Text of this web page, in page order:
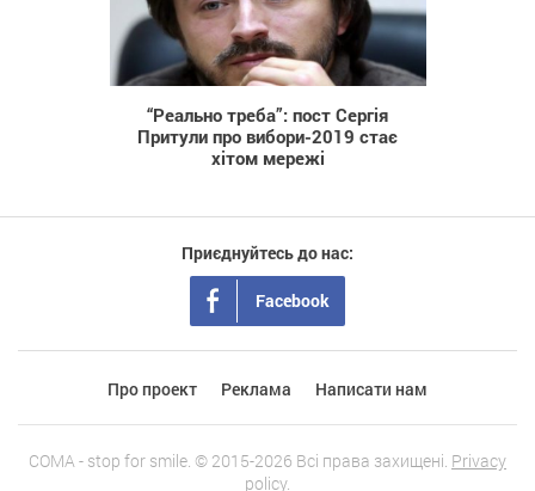
23 389
“Реально треба”: пост Сергія
Притули про вибори-2019 стає
хітом мережі
Приєднуйтесь до нас:
Facebook
Про проект Реклама Написати нам
COMA - stop for smile. © 2015-2026 Всі права захищені. Privacy
policy.